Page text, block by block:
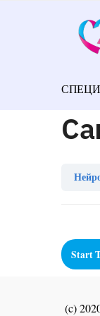
(c)